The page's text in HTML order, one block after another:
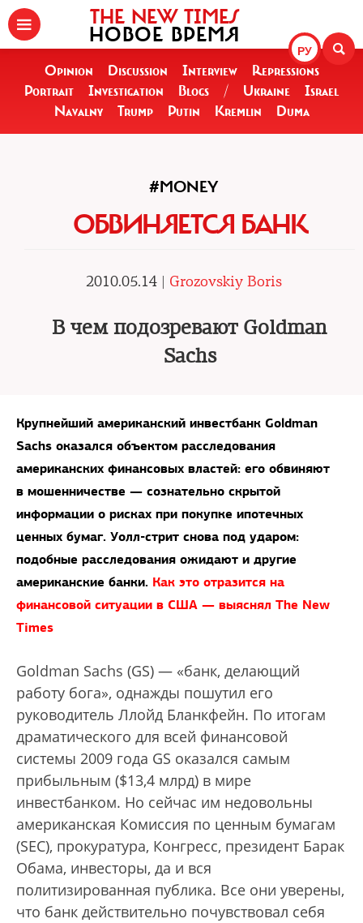
РУ
THE NEW TIMES
НОВОЕ ВРЕМЯ
Opinion Discussion Interview
Repressions
Portrait
Investigation Blogs / Ukraine
Israel
Navalny
Trump Putin Kremlin Duma
#MONEY
ОБВИНЯЕТСЯ БАНК
2010.05.14 | Grozovskiy Boris
В чем подозревают Goldman
Sachs
Крупнейший американский инвестбанк Goldman
Sachs оказался объектом расследования
американских финансовых властей: его обвиняют
в мошенничестве — сознательно скрытой
информации о рисках при покупке ипотечных
ценных бумаг. Уолл-стрит снова под ударом:
подобные расследования ожидают и другие
американские банки. Как это отразится на
финансовой ситуации в США — выяснял The New
Times
Goldman Sachs (GS) — «банк, делающий
работу бога», однажды пошутил его
руководитель Ллойд Бланкфейн. По итогам
драматического для всей финансовой
системы 2009 года GS оказался самым
прибыльным ($13,4 млрд) в мире
инвестбанком. Но сейчас им недовольны
американская Комиссия по ценным бумагам
(SEC), прокуратура, Конгресс, президент Барак
Обама, инвес­торы, да и вся
политизированная публика. Все они уверены,
что банк действительно почувствовал себя